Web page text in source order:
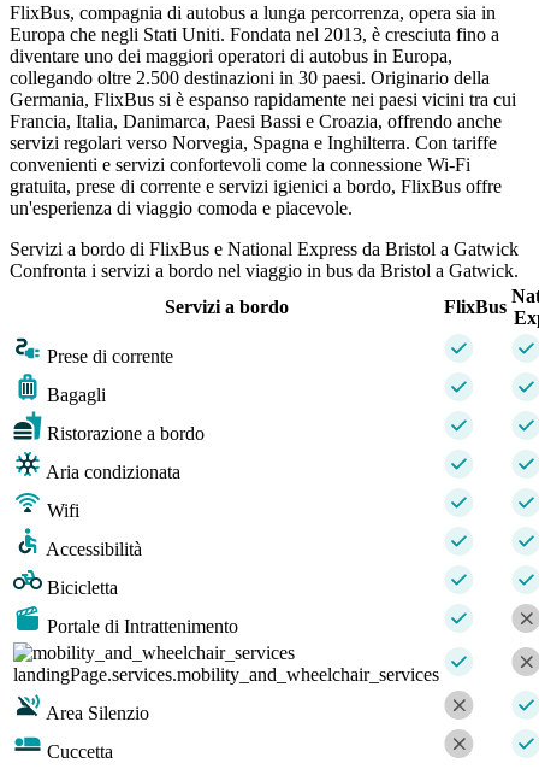
FlixBus, compagnia di autobus a lunga percorrenza, opera sia in
Europa che negli Stati Uniti. Fondata nel 2013, è cresciuta fino a
diventare uno dei maggiori operatori di autobus in Europa,
collegando oltre 2.500 destinazioni in 30 paesi. Originario della
Germania, FlixBus si è espanso rapidamente nei paesi vicini tra cui
Francia, Italia, Danimarca, Paesi Bassi e Croazia, offrendo anche
servizi regolari verso Norvegia, Spagna e Inghilterra. Con tariffe
convenienti e servizi confortevoli come la connessione Wi-Fi
gratuita, prese di corrente e servizi igienici a bordo, FlixBus offre
un'esperienza di viaggio comoda e piacevole.
Servizi a bordo di FlixBus e National Express da Bristol a Gatwick
Confronta i servizi a bordo nel viaggio in bus da Bristol a Gatwick.
Servizi a bordo
FlixBus
Prese di corrente
Bagagli
Ristorazione a bordo
Aria condizionata
Wifi
Accessibilità
Bicicletta
Portale di Intrattenimento
landingPage.services.mobility_and_wheelchair_services
Area Silenzio
Cuccetta